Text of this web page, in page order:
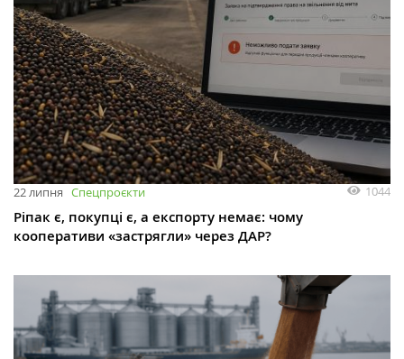
22 липня Спецпроєкти 1044
Ріпак є, покупці є, а експорту немає: чому
кооперативи «застрягли» через ДАР?